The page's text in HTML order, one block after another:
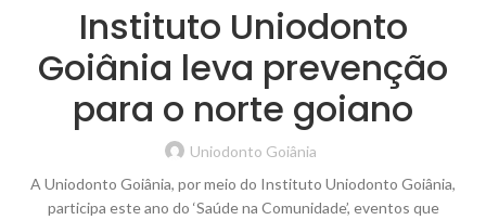
Instituto Uniodonto
Goiânia leva prevenção
para o norte goiano
Uniodonto Goiânia
A Uniodonto Goiânia, por meio do Instituto Uniodonto Goiânia,
participa este ano do ‘Saúde na Comunidade’, eventos que